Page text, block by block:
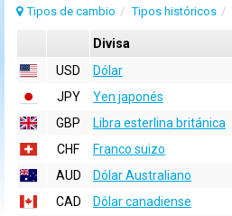
Tipos de cambio Tipos históricos
Divisa
USD
Dólar
JPY
Yen japonés
GBP
Libra esterlina británica
CHF
Franco suizo
AUD
Dólar Australiano
CAD
Dólar canadiense